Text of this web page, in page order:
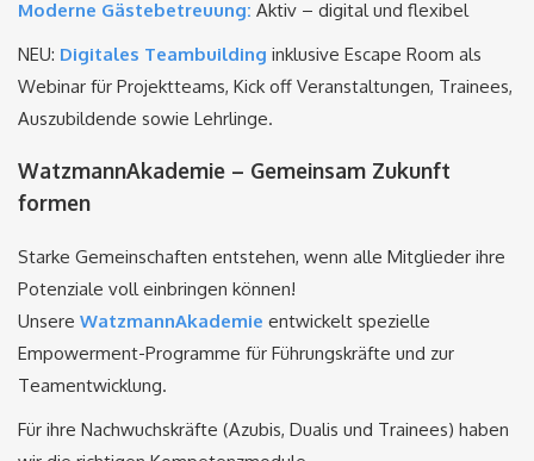
Moderne Gästebetreuung: Aktiv – digital und flexibel
NEU: Digitales Teambuilding inklusive Escape Room als
Webinar für Projektteams, Kick off Veranstaltungen, Trainees,
Auszubildende sowie Lehrlinge.
WatzmannAkademie – Gemeinsam Zukunft
formen
Starke Gemeinschaften entstehen, wenn alle Mitglieder ihre
Potenziale voll einbringen können!
Unsere WatzmannAkademie entwickelt spezielle
Empowerment-Programme für Führungskräfte und zur
Teamentwicklung.
Für ihre Nachwuchskräfte (Azubis, Dualis und Trainees) haben